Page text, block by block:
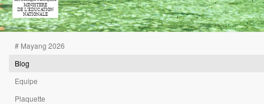
# Mayang 2026
Blog
Equipe
Plaquette